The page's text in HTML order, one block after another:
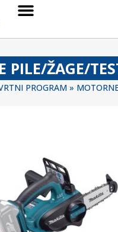
PILE/ŽAGE/
PROGRAM »